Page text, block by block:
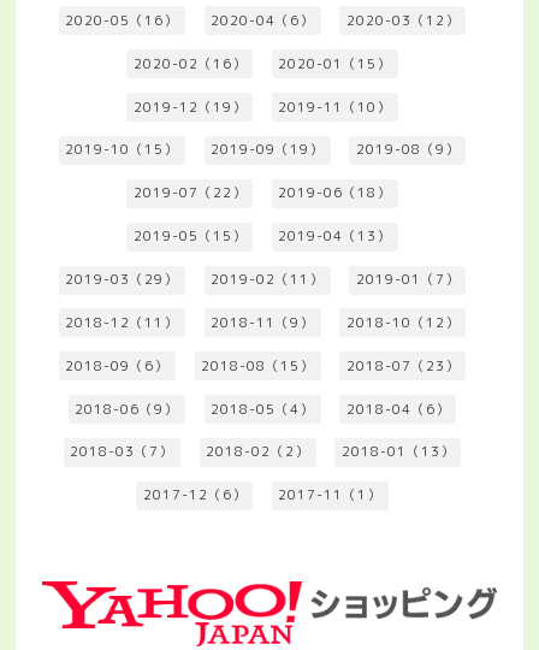
2020-05（16） 2020-04（6） 2020-03（12）
2020-02（16） 2020-01（15）
2019-12（19） 2019-11（10）
2019-10（15） 2019-09（19） 2019-08（9）
2019-07（22） 2019-06（18）
2019-05（15） 2019-04（13）
2019-03（29） 2019-02（11） 2019-01（7）
2018-12（11） 2018-11（9） 2018-10（12）
2018-09（6） 2018-08（15） 2018-07（23）
2018-06（9） 2018-05（4） 2018-04（6）
2018-03（7） 2018-02（2） 2018-01（13）
2017-12（6） 2017-11（1）